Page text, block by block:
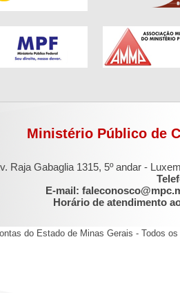
Ministério Público de
Raja Gabaglia 1315, 5º andar -
E-mail:
Horário de atendimento
do Estado de Minas Gerais - Todos